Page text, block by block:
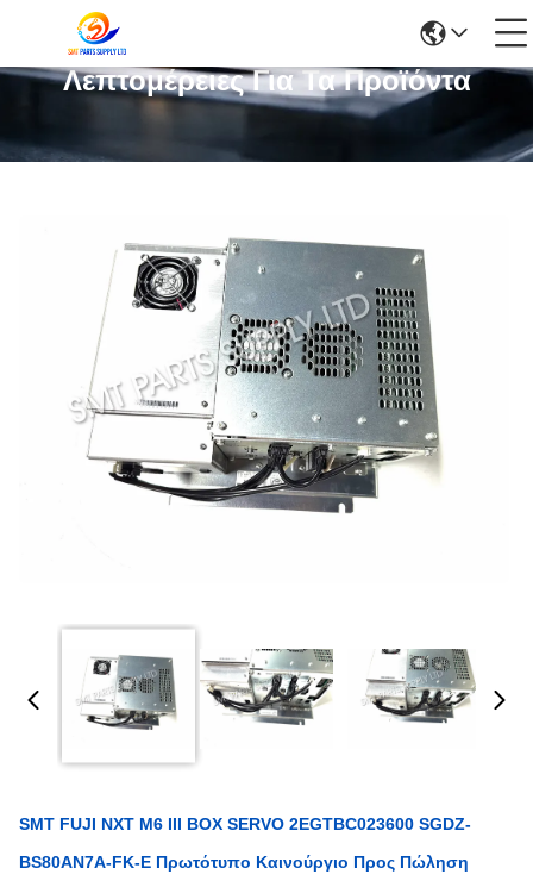
Λεπτομέρειες Για Τα Προϊόντα
SMT FUJI NXT M6 III BOX SERVO 2EGTBC023600 SGDZ-
BS80AN7A-FK-E Πρωτότυπο Καινούργιο Προς Πώληση